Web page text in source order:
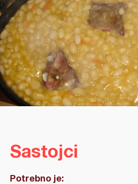
Sastojci
Potrebno je: